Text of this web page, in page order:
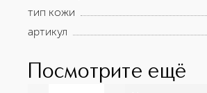
тип кожи
артикул
Посмотрите ещё